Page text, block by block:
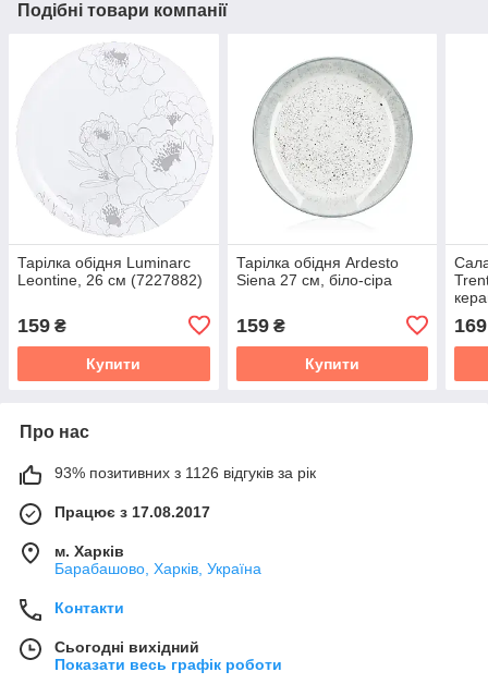
Подібні товари компанії
Тарілка обідня Luminarc
Leontine, 26 см (7227882)
159 ₴
Купити
Тарілка обідня Ardesto
Siena 27 см, біло-сіра
159₴
Купити
169
Про нас
93% позитивних з 1126 відгуків за рік
Працює з 17.08.2017
м. Харків
Барабашово, Харків, Україна
Контакти
Сьогодні вихідний
Показати весь графік роботи